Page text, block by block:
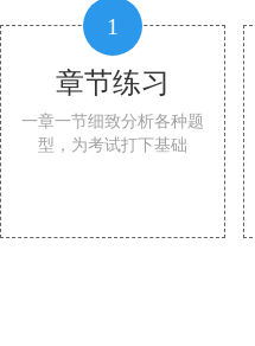
1
章节练习
一章一节细致分析各种题
型，为考试打下基础